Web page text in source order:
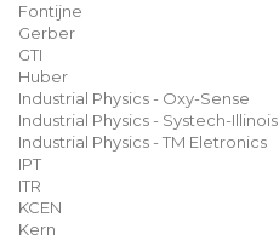
Fontijne
Gerber
GTI
Huber
Industrial Physics - Oxy-Sense
Industrial Physics - Systech-Illinois
Industrial Physics - TM Eletronics
IPT
ITR
KCEN
Kern